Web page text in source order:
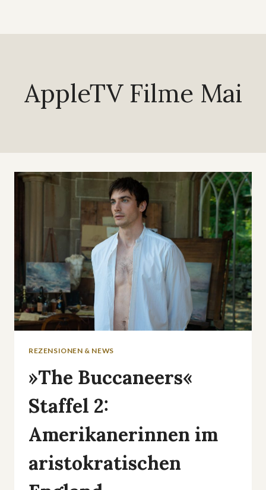
AppleTV Filme Mai
REZENSIONEN & NEWS
»The Buccaneers«
Staffel 2:
Amerikanerinnen im
aristokratischen